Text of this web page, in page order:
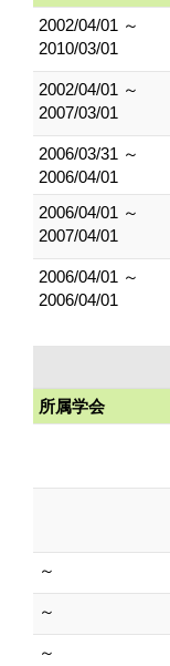
2002/04/01 ～
2010/03/01
2002/04/01 ～
2007/03/01
2006/03/31 ～
2006/04/01
2006/04/01 ～
2007/04/01
2006/04/01 ～
2006/04/01
所属学会
～
～
～